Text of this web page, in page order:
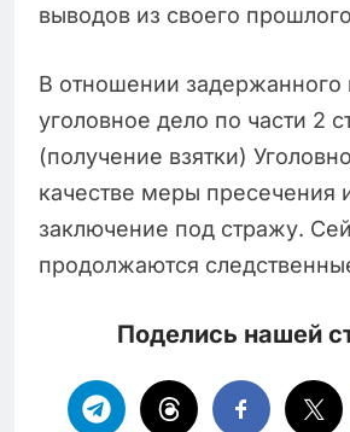
выводов из своего
В отношении задержанного
уголовное дело по части 2
(получение взятки)
качестве меры пресечения
заключение под стражу.
продолжаются
Поделись нашей